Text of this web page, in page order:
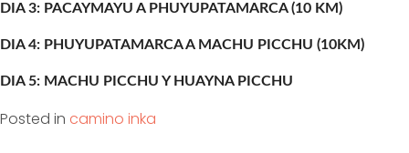
DIA 3: PACAYMAYU A PHUYUPATAMARCA (10 KM)
DIA 4: PHUYUPATAMARCA A MACHU PICCHU (10KM)
DIA 5: MACHU PICCHU Y HUAYNA PICCHU
Posted in camino inka